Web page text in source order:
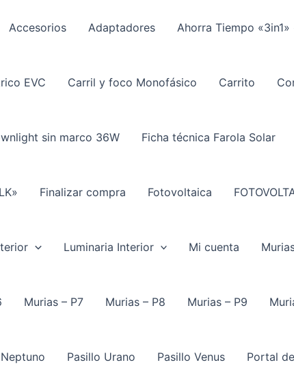
Accesorios Adaptadores Ahorra Tiempo «3in1»
EVC Carril y foco Monofásico Carrito
sin marco 36W Ficha técnica Farola Solar
Finalizar compra Fotovoltaica
Luminaria Interior Mi cuenta
Murias – P7 Murias – P8 Murias – P9
Pasillo Urano Pasillo Venus Portal